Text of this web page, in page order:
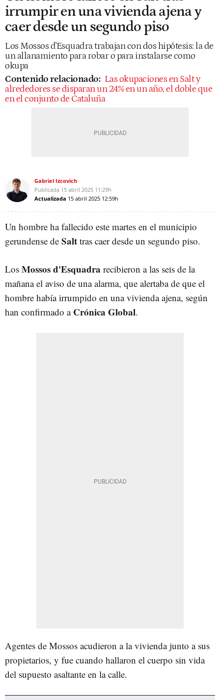
irrumpir en una vivienda ajena y
caer desde un segundo piso
Los Mossos d'Esquadra trabajan con dos hipótesis: la de
un allanamiento para robar o para instalarse como
okupa
Contenido relacionado: Las okupaciones en Salt y
alrededores se disparan un 24% en un año, el doble que
en el conjunto de Cataluña
Gabriel Izcovich
Publicada 15 abril 2025 11:29h
Actualizada 15 abril 2025 12:59h
Un hombre ha fallecido este martes en el municipio
gerundense de Salt tras caer desde un segundo piso.
Los Mossos d'Esquadra recibieron a las seis de la
mañana el aviso de una alarma, que alertaba de que el
hombre había irrumpido en una vivienda ajena, según
han confirmado a Crónica Global.
Agentes de Mossos acudieron a la vivienda junto a sus
propietarios, y fue cuando hallaron el cuerpo sin vida
del supuesto asaltante en la calle.